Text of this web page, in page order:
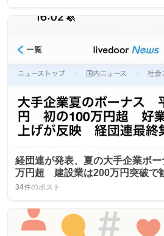
経団連が発表、夏の大手企業ボ
万円超 建設業は200万円突破で
34件のポスト